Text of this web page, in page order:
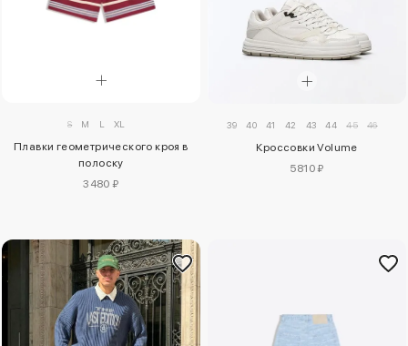
S M L XL
Плавки геометрического кроя в
полоску
3480 ₽
39 40 41 42 43 44 45 46
Кроссовки Volume
5810 ₽